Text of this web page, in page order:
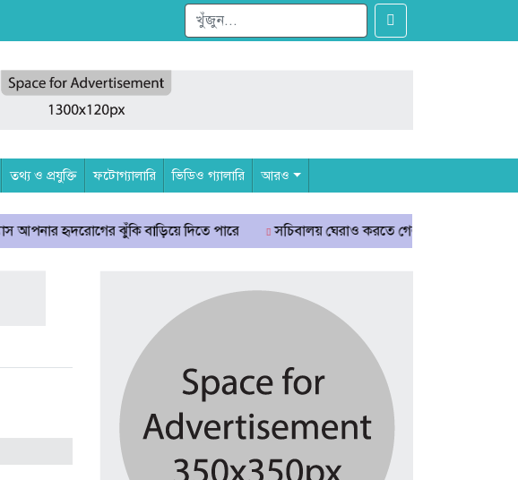
তথ্য ও প্রযুক্তি ফটোগ্যালারি ভিডিও গ্যালারি আরও
ঝুঁকি বাড়িয়ে দিতে পারে সচিবালয় ঘেরাও করতে গেল ১১ দলীয় ঐক্য, আটকে দিলো